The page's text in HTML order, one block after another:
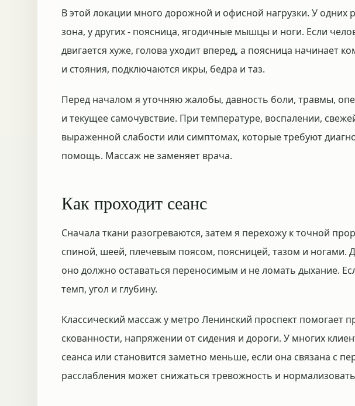
В этой локации много дорожной и офисной нагрузки. У одних
зона, у других - поясница, ягодичные мышцы и ноги. Если
двигается хуже, голова уходит вперед, а поясница начинает
и стояния, подключаются икры, бедра и таз.
Перед началом я уточняю жалобы, давность боли, травмы,
и текущее самочувствие. При температуре, воспалении,
выраженной слабости или симптомах, которые требуют
помощь. Массаж не заменяет врача.
Как проходит сеанс
Сначала ткани разогреваются, затем я перехожу к точной
спиной, шеей, плечевым поясом, поясницей, тазом и ногами.
оно должно оставаться переносимым и не ломать дыхание.
темп, угол и глубину.
Классический массаж у метро Ленинский проспект помогает
скованности, напряжении от сидения и дороги. У многих
сеанса или становится заметно меньше, если она связана с
расслабления может снижаться тревожность и